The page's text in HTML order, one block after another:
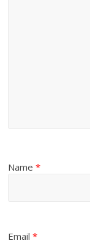
Name*
Email*